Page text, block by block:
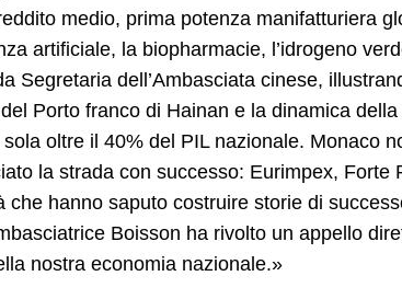
medio, prima potenza manifatturiera
artificiale, la biopharmacie, l’idrogeno
Segretaria dell’Ambasciata cinese,
Porto franco di Hainan e la dinamica
oltre il 40% del PIL nazionale. Monaco
la strada con successo: Eurimpex,
che hanno saputo costruire storie di
Boisson ha rivolto un appello
nostra economia nazionale.»